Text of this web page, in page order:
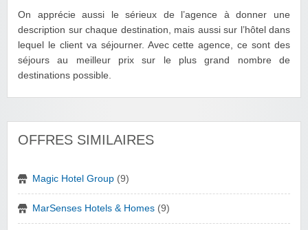
On apprécie aussi le sérieux de l’agence à donner une
description sur chaque destination, mais aussi sur l’hôtel dans
lequel le client va séjourner. Avec cette agence, ce sont des
séjours au meilleur prix sur le plus grand nombre de
destinations possible.
OFFRES SIMILAIRES
Magic Hotel Group (9)
MarSenses Hotels & Homes (9)